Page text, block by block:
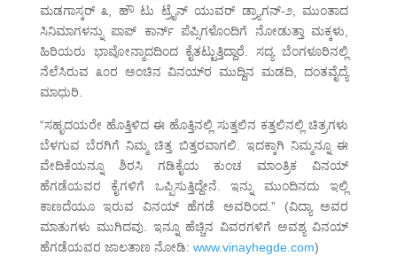
ಮಡಗಾಸ್ಕರ್ ೩, ಹೌ ಟು ಟ್ರೈನ್ ಯುವರ್ ಡ್ರ್ಯಾಗನ್-೨, ಮುಂತಾದ
ಸಿನಿಮಾಗಳನ್ನು ಪಾಪ್ ಕಾರ್ನ್ ಪೆಪ್ಸಿಗಳೊಂದಿಗೆ ನೋಡುತ್ತಾ ಮಕ್ಕಳು,
ಹಿರಿಯರು ಭಾವೋನ್ಮಾದದಿಂದ ಕೈತಟ್ಟುತ್ತಿದ್ದಾರೆ. ಸದ್ಯ ಬೆಂಗಳೂರಿನಲ್ಲಿ
ನೆಲೆಸಿರುವ ೩೦ರ ಅಂಚಿನ ವಿನಯ್‌ರ ಮುದ್ದಿನ ಮಡದಿ, ದಂತವೈದ್ಯೆ
ಮಾಧುರಿ.
“ಸಹೃದಯರೇ ಹೊತ್ತಿಳಿದ ಈ ಹೊತ್ತಿನಲ್ಲಿ ಸುತ್ತಲಿನ ಕತ್ತಲಿನಲ್ಲಿ ಚಿತ್ರಗಳು
ಬೆಳಗುವ ಬೆರಗಿಗೆ ನಿಮ್ಮ ಚಿತ್ತ ಬಿತ್ತರವಾಗಲಿ. ಇದಕ್ಕಾಗಿ ನಿಮ್ಮನ್ನೂ ಈ
ವೇದಿಕೆಯನ್ನೂ ಶಿರಸಿ ಗಡಿಕೈಯ ಕುಂಚ ಮಾಂತ್ರಿಕ ವಿನಯ್
ಹೆಗಡೆಯವರ ಕೈಗಳಿಗೆ ಒಪ್ಪಿಸುತ್ತಿದ್ದೇನೆ. ಇನ್ನು ಮುಂದಿನದು ಇಲ್ಲಿ
ಕಾಣದೆಯೂ ಇರುವ ವಿನಯ್ ಹೆಗಡೆ ಅವರಿಂದ.” (ವಿದ್ಯಾ ಅವರ
ಮಾತುಗಳು ಮುಗಿದವು. ಇನ್ನೂ ಹೆಚ್ಚಿನ ವಿವರಗಳಿಗೆ ಅವಶ್ಯ ವಿನಯ್
ಹೆಗಡೆಯವರ ಜಾಲತಾಣ ನೋಡಿ: www.vinayhegde.com)